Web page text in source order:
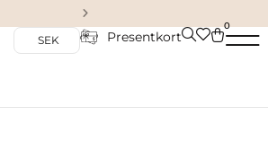
SEK Presentkort
0